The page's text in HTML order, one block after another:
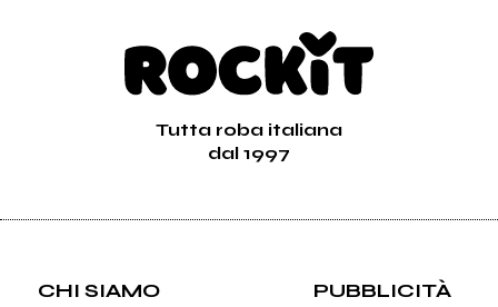
Tutta roba italiana
dal 1997
CHI SIAMO PUBBLICITÀ